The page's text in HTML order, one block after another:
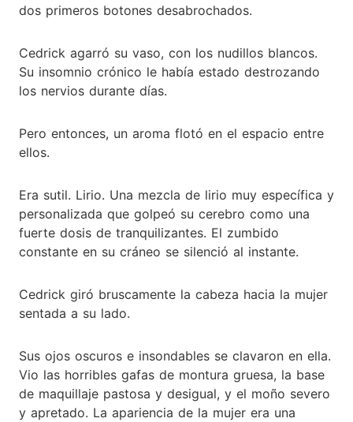
dos primeros botones desabrochados.
Cedrick agarró su vaso, con los nudillos blancos.
Su insomnio crónico le había estado destrozando
los nervios durante días.
Pero entonces, un aroma flotó en el espacio entre
ellos.
Era sutil. Lirio. Una mezcla de lirio muy específica y
personalizada que golpeó su cerebro como una
fuerte dosis de tranquilizantes. El zumbido
constante en su cráneo se silenció al instante.
Cedrick giró bruscamente la cabeza hacia la mujer
sentada a su lado.
Sus ojos oscuros e insondables se clavaron en ella.
Vio las horribles gafas de montura gruesa, la base
de maquillaje pastosa y desigual, y el moño severo
y apretado. La apariencia de la mujer era una